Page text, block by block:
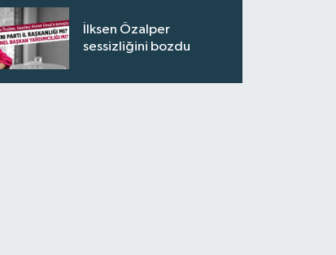
İlksen Özalper
sessizliğini bozdu